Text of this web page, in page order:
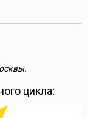
цикла: